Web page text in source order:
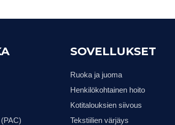
SOVELLUKSET
Ruoka ja juoma
Henkilökohtainen hoito
Kotitalouksien siivous
Tekstiilien värjäys